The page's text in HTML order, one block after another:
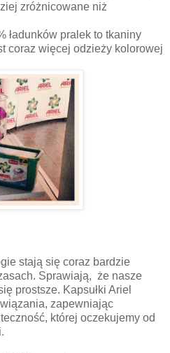
zróżnicowane niż
ładunków pralek to tkaniny
coraz więcej odzieży kolorowej
stają się coraz bardzie
Sprawiają, że nasze
prostsze. Kapsułki Ariel
zapewniając
której oczekujemy od